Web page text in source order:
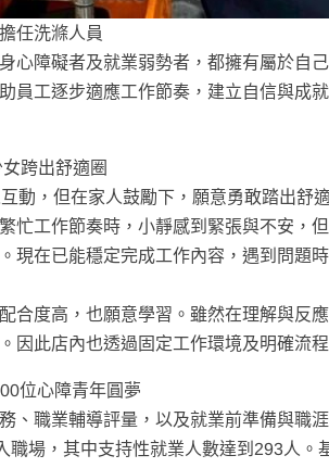
任洗滌人員
心障礙者及就業弱勢者，都擁有屬於自
員工逐步適應工作節奏，建立自信與成
跨出舒適圈
動，但在家人鼓勵下，願意勇敢踏出舒
忙工作節奏時，小靜感到緊張與不安，
現在已能穩定完成工作內容，遇到問題
合度高，也願意學習。雖然在理解與反
因此店內也透過固定工作環境及明確流
位心障青年圓夢
、職業輔導評量，以及就業前準備與職
職場，其中支持性就業人數達到293人。